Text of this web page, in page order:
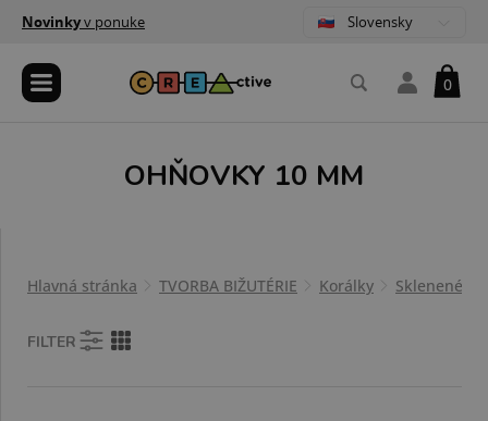
Novinkyv ponuke Slovensky
0
OHŇOVKY 10 MM
Hlavná stránka TVORBA BIŽUTÉRIE Korálky Sklenené
FILTER